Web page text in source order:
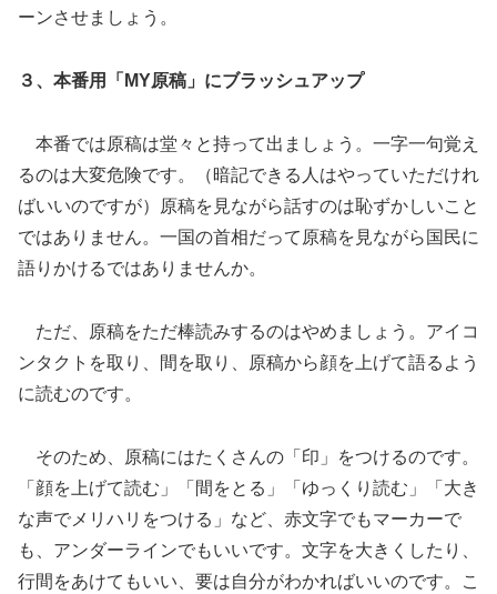
ーンさせましょう。
３、本番用「MY原稿」にブラッシュアップ
本番では原稿は堂々と持って出ましょう。一字一句覚え
るのは大変危険です。（暗記できる人はやっていただけれ
ばいいのですが）原稿を見ながら話すのは恥ずかしいこと
ではありません。一国の首相だって原稿を見ながら国民に
語りかけるではありませんか。
ただ、原稿をただ棒読みするのはやめましょう。アイコ
ンタクトを取り、間を取り、原稿から顔を上げて語るよう
に読むのです。
そのため、原稿にはたくさんの「印」をつけるのです。
「顔を上げて読む」「間をとる」「ゆっくり読む」「大き
な声でメリハリをつける」など、赤文字でもマーカーで
も、アンダーラインでもいいです。文字を大きくしたり、
行間をあけてもいい、要は自分がわかればいいのです。こ